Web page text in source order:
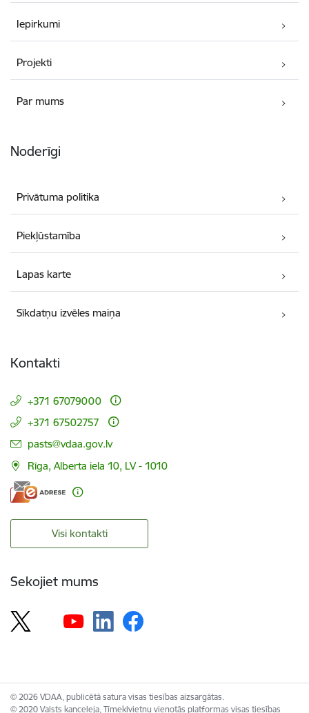
Iepirkumi
Projekti
Par mums
Noderīgi
Privātuma politika
Piekļūstamība
Lapas karte
Sīkdatņu izvēles maiņa
Kontakti
+371 67079000
+371 67502757
E-pasts:
pasts@vdaa.gov.lv
Rīga, Alberta iela 10, LV - 1010
Visi kontakti
Sekojiet mums
© 2026 VDAA, publicētā satura visas tiesības aizsargātas.
© 2020 Valsts kanceleja, Tīmekļvietņu vienotās platformas visas tiesības